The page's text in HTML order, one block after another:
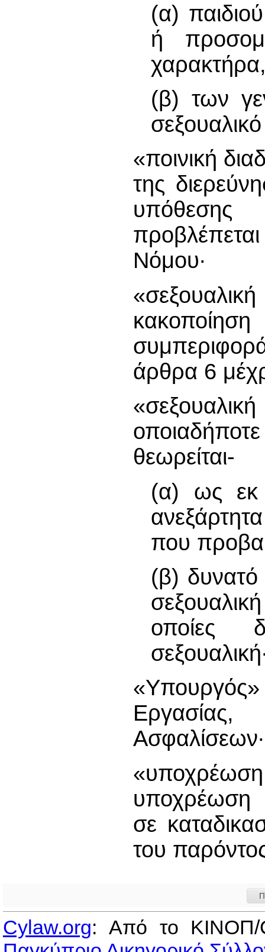
(α)
ή
(β) των
«ποινική
της
υπόθεσης
Νόμου∙
άρθρα 6
θεωρείται-
(α) ως εκ
που
(β) δυνατό
οποίες
Εργασίας,
Ασφαλίσεων∙
υποχρέωση
σε
του
Cylaw.org: Από το